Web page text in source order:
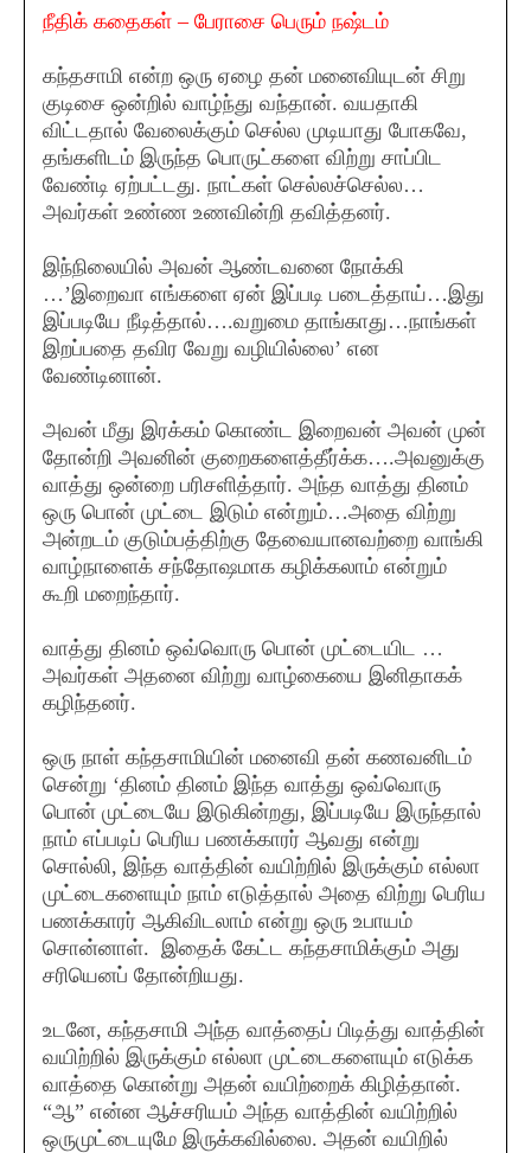
நீதிக் கதைகள் – பேராசை பெரும் நஷ்டம்
கந்தசாமி என்ற ஒரு ஏழை தன் மனைவியுடன் சிறு
குடிசை ஒன்றில் வாழ்ந்து வந்தான். வயதாகி
விட்டதால் வேலைக்கும் செல்ல முடியாது போகவே,
தங்களிடம் இருந்த பொருட்களை விற்று சாப்பிட
வேண்டி ஏற்பட்டது. நாட்கள் செல்லச்செல்ல…
அவர்கள் உண்ண உணவின்றி தவித்தனர்.
இந்நிலையில் அவன் ஆண்டவனை நோக்கி
…’இறைவா எங்களை ஏன் இப்படி படைத்தாய்…இது
இப்படியே நீடித்தால்….வறுமை தாங்காது…நாங்கள்
இறப்பதை தவிர வேறு வழியில்லை’ என
வேண்டினான்.
அவன் மீது இரக்கம் கொண்ட இறைவன் அவன் முன்
தோன்றி அவனின் குறைகளைத்தீர்க்க….அவனுக்கு
வாத்து ஒன்றை பரிசளித்தார். அந்த வாத்து தினம்
ஒரு பொன் முட்டை இடும் என்றும்…அதை விற்று
அன்றடம் குடும்பத்திற்கு தேவையானவற்றை வாங்கி
வாழ்நாளைக் சந்தோஷமாக கழிக்கலாம் என்றும்
கூறி மறைந்தார்.
வாத்து தினம் ஒவ்வொரு பொன் முட்டையிட …
அவர்கள் அதனை விற்று வாழ்கையை இனிதாகக்
கழிந்தனர்.
ஒரு நாள் கந்தசாமியின் மனைவி தன் கணவனிடம்
சென்று ‘தினம் தினம் இந்த வாத்து ஒவ்வொரு
பொன் முட்டையே இடுகின்றது, இப்படியே இருந்தால்
நாம் எப்படிப் பெரிய பணக்காரர் ஆவது என்று
சொல்லி, இந்த வாத்தின் வயிற்றில் இருக்கும் எல்லா
முட்டைகளையும் நாம் எடுத்தால் அதை விற்று பெரிய
பணக்காரர் ஆகிவிடலாம் என்று ஒரு உபாயம்
சொன்னாள். இதைக் கேட்ட கந்தசாமிக்கும் அது
சரியெனப் தோன்றியது.
உடனே, கந்தசாமி அந்த வாத்தைப் பிடித்து வாத்தின்
வயிற்றில் இருக்கும் எல்லா முட்டைகளையும் எடுக்க
வாத்தை கொன்று அதன் வயிற்றைக் கிழித்தான்.
“ஆ” என்ன ஆச்சரியம் அந்த வாத்தின் வயிற்றில்
ஒருமுட்டையுமே இருக்கவில்லை. அதன் வயிறில்